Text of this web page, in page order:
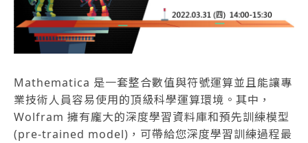
Mathematica 是一套整合數值與符號運算並且能讓專
業技術人員容易使用的頂級科學運算環境。其中，
Wolfram 擁有龐大的深度學習資料庫和預先訓練模型
(pre-trained model)，可帶給您深度學習訓練過程最